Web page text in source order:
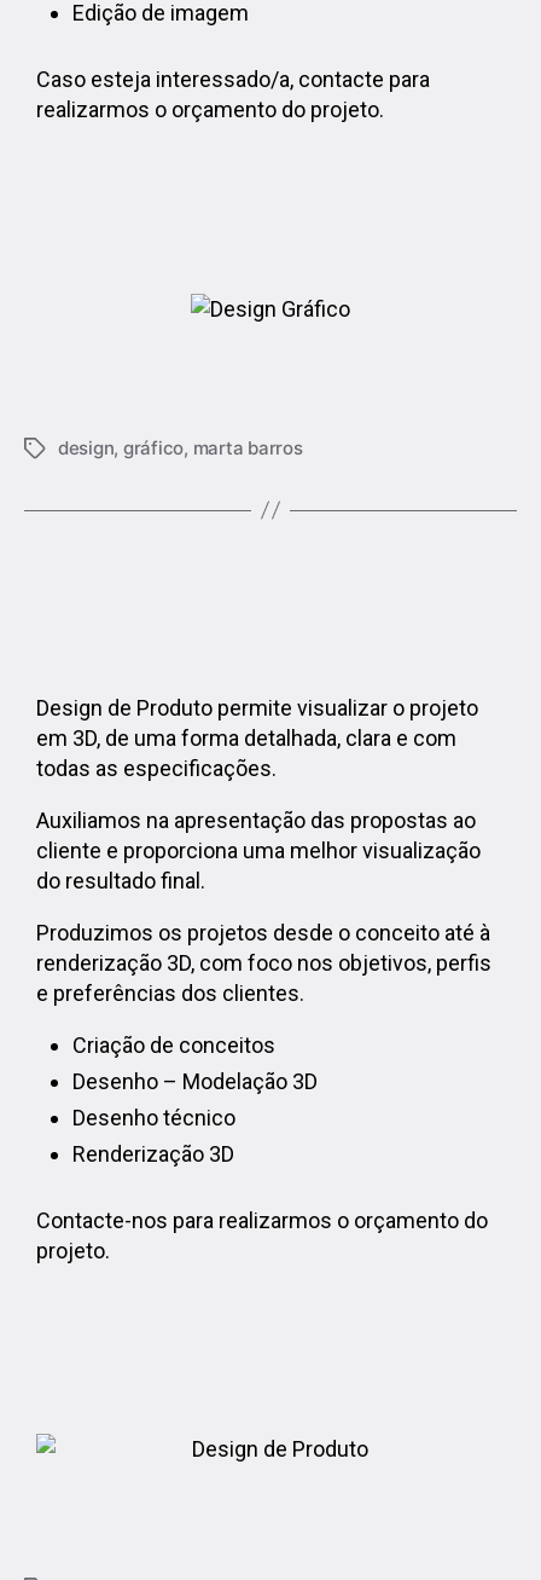
Edição de imagem
Caso esteja interessado/a, contacte para
realizarmos o orçamento do projeto.
design, gráfico, marta barros
Design de Produto permite visualizar o projeto
em 3D, de uma forma detalhada, clara e com
todas as especificações.
Auxiliamos na apresentação das propostas ao
cliente e proporciona uma melhor visualização
do resultado final.
Produzimos os projetos desde o conceito até à
renderização 3D, com foco nos objetivos, perfis
e preferências dos clientes.
Criação de conceitos
Desenho – Modelação 3D
Desenho técnico
Renderização 3D
Contacte-nos para realizarmos o orçamento do
projeto.